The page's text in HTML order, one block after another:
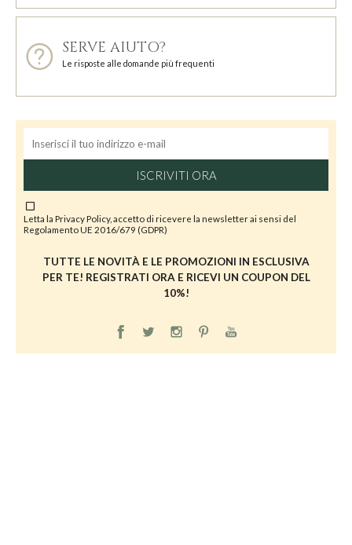
SERVE AIUTO?
Le risposte alle domande più frequenti
ISCRIVITI ORA
Letta la Privacy Policy, accetto di ricevere la newsletter ai sensi del
Regolamento UE 2016/679 (GDPR)
TUTTE LE NOVITÀ E LE PROMOZIONI IN ESCLUSIVA
PER TE! REGISTRATI ORA E RICEVI UN COUPON DEL
10%!